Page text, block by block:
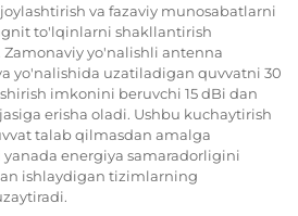
va fazaviy munosabatlarni
to'lqinlarni shakllantirish
Zamonaviyyo'nalishli antenna
yo'nalishida uzatiladigan quvvatni 30
imkonini beruvchi 15 dBi dan
erisha oladi. Ushbu kuchaytirish
talab qilmasdan amalga
energiya samaradorligini
ishlaydigan tizimlarning